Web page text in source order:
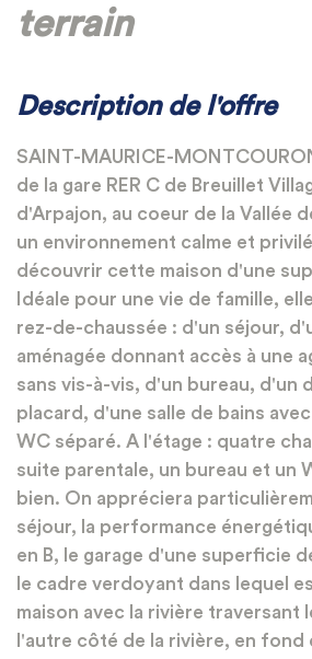
terrain
Description de l'offre
SAINT-MAURICE-
de la gare RER C de Breuillet
d'Arpajon, au coeur de la Vallée
un environnement calme et
découvrir cette maison d'une
Idéale pour une vie de famille,
rez-de-chaussée : d'un séjour,
aménagée donnant accès à une
sans vis-à-vis, d'un bureau, d'un
placard, d'une salle de bains
WC séparé. A l'étage : quatre
suite parentale, un bureau et un
bien. On appréciera
séjour, la performance
en B, le garage d'une superficie
le cadre verdoyant dans lequel
maison avec la rivière traversant
l'autre côté de la rivière, en